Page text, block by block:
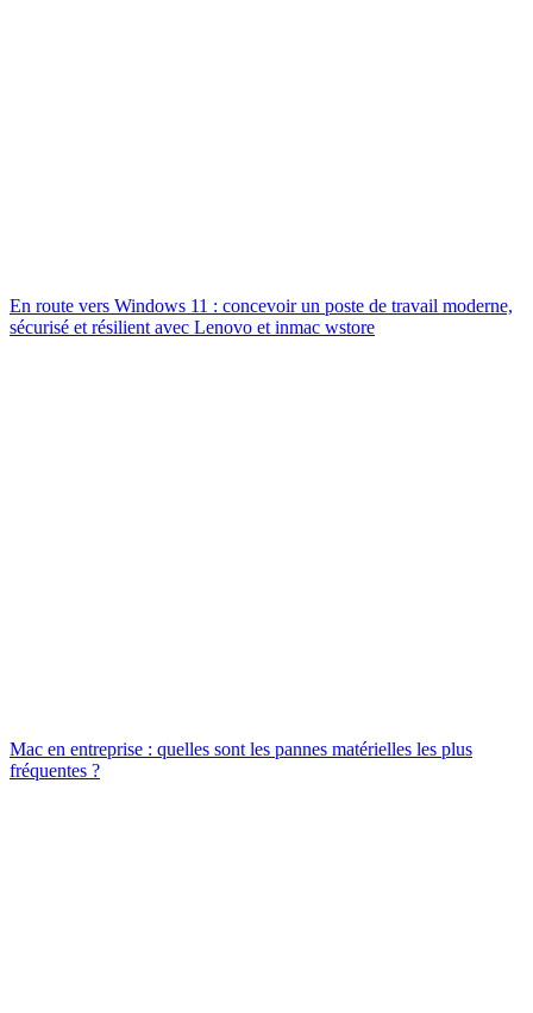
En route vers Windows 11 : concevoir un poste de travail moderne,
sécurisé et résilient avec Lenovo et inmac wstore
Mac en entreprise : quelles sont les pannes matérielles les plus
fréquentes ?